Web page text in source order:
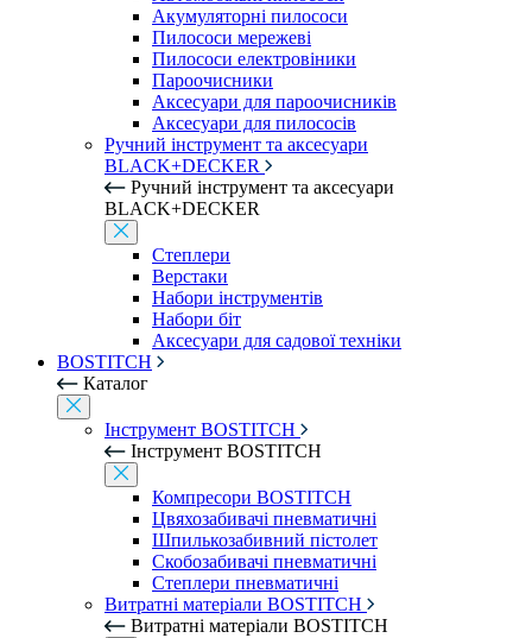
Акумуляторні пилососи
Пилососи мережеві
Пилососи електровіники
Пароочисники
Аксесуари для пароочисників
Аксесуари для пилососів
Ручний інструмент та аксесуари
BLACK+DECKER
Ручний інструмент та аксесуари
BLACK+DECKER
Степлери
Верстаки
Набори інструментів
Набори біт
Аксесуари для садової техніки
BOSTITCH
Каталог
Інструмент BOSTITCH
Інструмент BOSTITCH
Компресори BOSTITCH
Цвяхозабивачі пневматичні
Шпилькозабивний пістолет
Скобозабивачі пневматичні
Степлери пневматичні
Витратні матеріали BOSTITCH
Витратні матеріали BOSTITCH